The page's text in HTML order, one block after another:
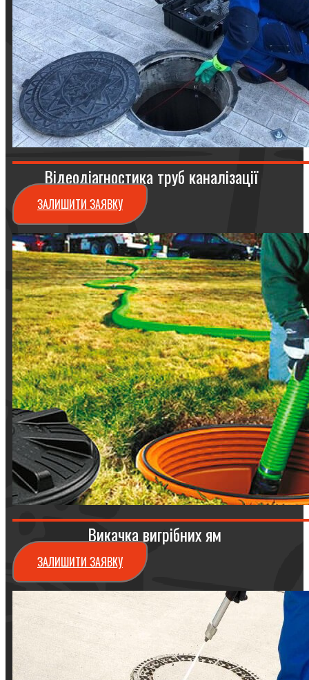
Відеодіагностика труб каналізації
ЗАЛИШИТИ ЗАЯВКУ
Викачка вигрібних ям
ЗАЛИШИТИ ЗАЯВКУ